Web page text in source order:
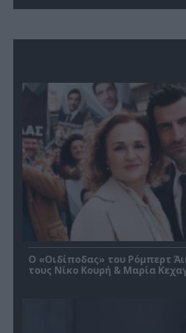
O «Οιδίποδας» του Ρόμπερτ
τους Νίκο Κουρή & Μαρία